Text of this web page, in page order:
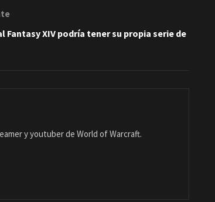
Fantasy XIV podría tener su propia serie de
y youtuber de World of Warcraft.